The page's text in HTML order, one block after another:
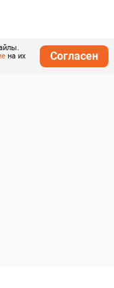
на их
Согласен